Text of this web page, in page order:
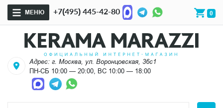
МЕНЮ +7(495) 445-42-80 0
Адрес: г. Москва, ул. Воронцовская, 36с1
ПН-СБ 10:00 — 20:00, ВС 10:00 — 18:00